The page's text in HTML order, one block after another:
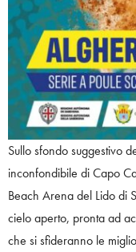
Sullo sfondo suggestivo
inconfondibile di Capo
Beach Arena del Lido di
cielo aperto, pronta ad
che si sfideranno le